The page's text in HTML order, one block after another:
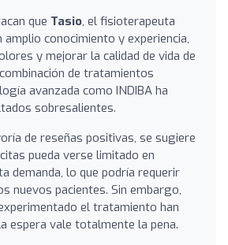
que Tasio, el fisioterapeuta
amplio conocimiento y experiencia,
y mejorar la calidad de vida de
de tratamientos
avanzada como INDIBA ha
sobresalientes.
de reseñas positivas, se sugiere
pueda verse limitado en
demanda, lo que podría requerir
nuevos pacientes. Sin embargo,
el tratamiento han
espera vale totalmente la pena.